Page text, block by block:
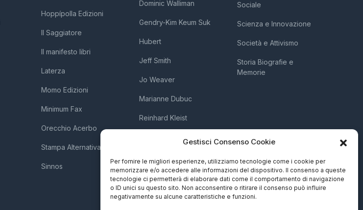
Gestisci Consenso Cookie
Per fornire le migliori esperienze, utilizziamo tecnologie come i cookie per
memorizzare e/o accedere alle informazioni del dispositivo. Il consenso a queste
tecnologie ci permetterà di elaborare dati come il comportamento di navigazione
o ID unici su questo sito. Non acconsentire o ritirare il consenso può influire
negativamente su alcune caratteristiche e funzioni.
Hoppípolla Edizioni
Il Saggiatore
Il manifesto libri
Laterza
Momo Edizioni
Minimum Fax
Orecchio Acerbo
Stampa Alternativa
Sinnos
Dominic Walliman
Gendry-Kim Keum Suk
Hubert
Jeff Smith
Jo Weaver
Marianne Dubuc
Reinhard Kleist
Sociale
Scienza e Innovazione
Società e Attivismo
Storia Biografie e
Memorie